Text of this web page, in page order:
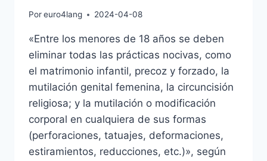
Poreuro4lang 2024-04-08
«Entre los menores de 18 años se deben
eliminar todas las prácticas nocivas, como
el matrimonio infantil, precoz y forzado, la
mutilación genital femenina, la circuncisión
religiosa; y la mutilación o modificación
corporal en cualquiera de sus formas
(perforaciones, tatuajes, deformaciones,
estiramientos, reducciones, etc.)», según